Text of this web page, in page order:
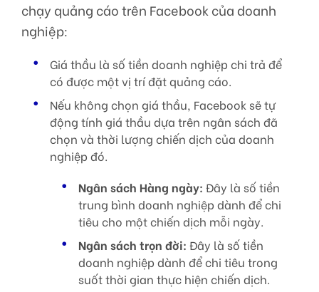
chạy quảng cáo trên Facebook của doanh
nghiệp:
Giá thầu là số tiền doanh nghiệp chi trả để
có được một vị trí đặt quảng cáo.
Nếu không chọn giá thầu, Facebook sẽ tự
động tính giá thầu dựa trên ngân sách đã
chọn và thời lượng chiến dịch của doanh
nghiệp đó.
Ngân sách Hàng ngày: Đây là số tiền
trung bình doanh nghiệp dành để chi
tiêu cho một chiến dịch mỗi ngày.
Ngân sách trọn đời: Đây là số tiền
doanh nghiệp dành để chi tiêu trong
suốt thời gian thực hiện chiến dịch.